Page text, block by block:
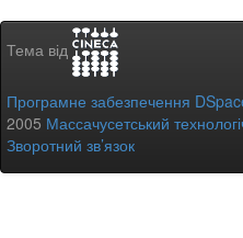
Тема від
Програмне забезпечення
2005 Массачусетський
Зворотний зв’язок